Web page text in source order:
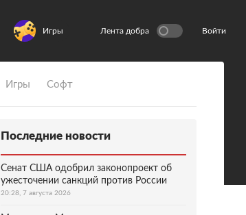
Игры Лента добра Войти
Игры Софт
Последние новости
Сенат США одобрил законопроект об
ужесточении санкций против России
20:28, 7 августа 2026